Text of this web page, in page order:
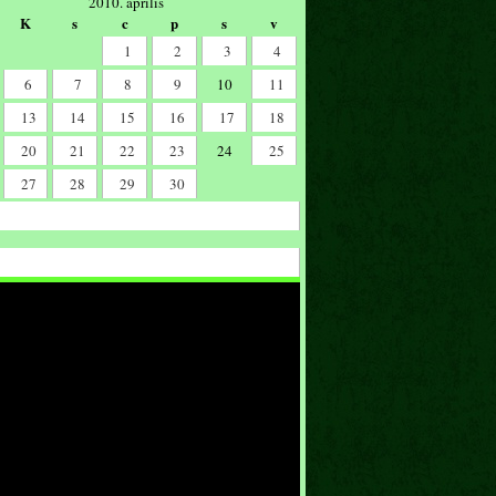
K s c p s v
1 2 3
4
6 7 8 9 10
11
13 14 15 16 17
18
20 21 22 23 24
25
27 28 29
30